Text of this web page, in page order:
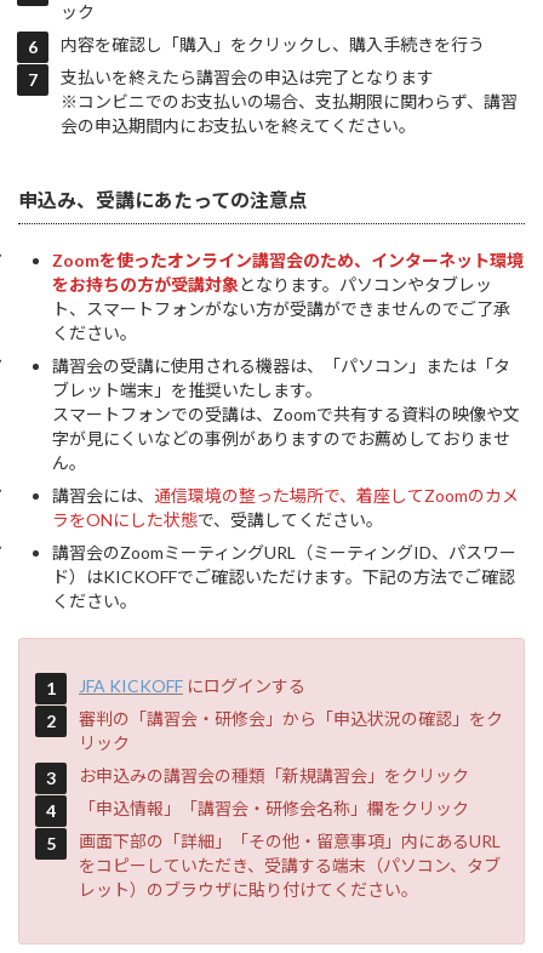
ック
内容を確認し「購入」をクリックし、購入手続きを行う
支払いを終えたら講習会の申込は完了となります
※コンビニでのお支払いの場合、支払期限に関わらず、講習
会の申込期間内にお支払いを終えてください。
申込み、受講にあたっての注意点
Zoomを使ったオンライン講習会のため、インターネット環境
をお持ちの方が受講対象となります。パソコンやタブレッ
ト、スマートフォンがない方が受講ができませんのでご了承
ください。
講習会の受講に使用される機器は、「パソコン」または「タ
ブレット端末」を推奨いたします。
スマートフォンでの受講は、Zoomで共有する資料の映像や文
字が見にくいなどの事例がありますのでお薦めしておりませ
ん。
講習会には、 通信環境の整った場所で、着座してZoomのカメ
ラをONにした状態で、受講してください。
講習会のZoomミーティングURL（ミーティングID、パスワー
ド）はKICKOFFでご確認いただけます。下記の方法でご確認
ください。
JFA KICKOFF にログインする
審判の「講習会・研修会」から「申込状況の確認」をク
リック
お申込みの講習会の種類「新規講習会」をクリック
「申込情報」「講習会・研修会名称」欄をクリック
画面下部の「詳細」「その他・留意事項」内にあるURL
をコピーしていただき、受講する端末（パソコン、タブ
レット）のブラウザに貼り付けてください。